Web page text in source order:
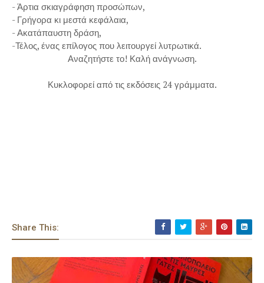
- Άρτια σκιαγράφηση προσώπων,
- Γρήγορα κι μεστά κεφάλαια,
- Ακατάπαυστη δράση,
-Τέλος, ένας επίλογος που λειτουργεί λυτρωτικά.
Αναζητήστε το! Καλή ανάγνωση.
Κυκλοφορεί από τις εκδόσεις 24 γράμματα.
Share This: